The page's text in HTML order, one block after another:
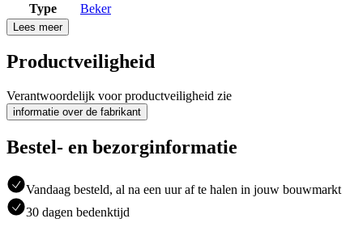
Type
Beker
Lees meer
Productveiligheid
Verantwoordelijk voor productveiligheid zie
informatie over de fabrikant
Bestel- en bezorginformatie
Vandaag besteld, al na een uur af te halen in jouw bouwmarkt
30 dagen bedenktijd